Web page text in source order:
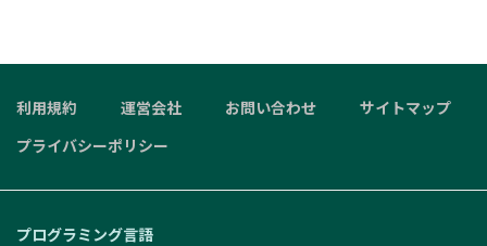
利用規約 運営会社 お問い合わせ
サイトマップ
プライバシーポリシー
プログラミング言語